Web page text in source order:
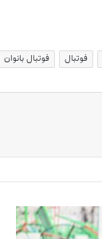
فوتبال فوتبال بانوان